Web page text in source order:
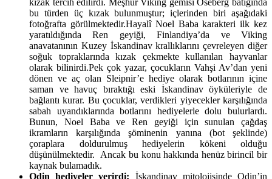
kızak tercih edilirdi. Meşhur Viking gemisi Oseberg batığında
bu türden üç kızak bulunmuştur; içlerinden biri aşağıdaki
fotoğrafta görülmektedir.Hayalî Noel Baba karakteri ilk kez
yaratıldığında Ren geyiği, Finlandiya’da ve Viking
anavatanının Kuzey İskandinav krallıklarını çevreleyen diğer
soğuk topraklarında kızak çekmekte kullanılan hayvanlar
olarak bilinirdi.Pek çok yazar, çocukların Vahşi Av’dan yeni
dönen ve aç olan Sleipnir’e hediye olarak botlarının içine
saman ve havuç bıraktığı eski İskandinav öyküleriyle de
bağlantı kurar. Bu çocuklar, verdikleri yiyecekler karşılığında
sabah uyandıklarında botlarını hediyelerle dolu bulurlardı.
Bunun, Noel Baba ve Ren geyiği için sunulan çağdaş
ikramların karşılığında şöminenin yanına (bot şeklinde)
çoraplara doldurulmuş hediyelerin kökeni olduğu
düşünülmektedir. Ancak bu konu hakkında henüz birincil bir
kaynak bulamadık.
Odin hediyeler verirdi: İskandinav mitolojisinde Odin’in